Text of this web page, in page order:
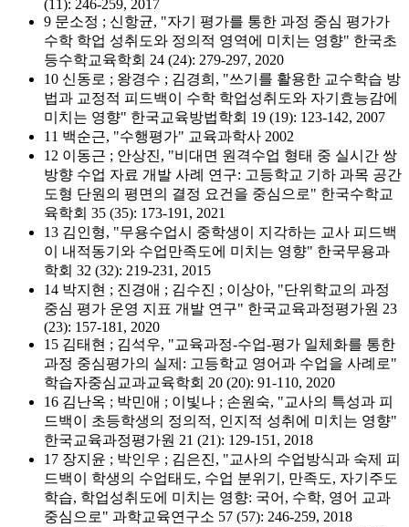
(11): 246-259, 2017
9 문소정 ; 신항균, "자기 평가를 통한 과정 중심 평가가
수학 학업 성취도와 정의적 영역에 미치는 영향" 한국초
등수학교육학회 24 (24): 279-297, 2020
10 신동로 ; 왕경수 ; 김경희, "쓰기를 활용한 교수학습 방
법과 교정적 피드백이 수학 학업성취도와 자기효능감에
미치는 영향" 한국교육방법학회 19 (19): 123-142, 2007
11 백순근, "수행평가" 교육과학사 2002
12 이동근 ; 안상진, "비대면 원격수업 형태 중 실시간 쌍
방향 수업 자료 개발 사례 연구: 고등학교 기하 과목 공간
도형 단원의 평면의 결정 요건을 중심으로" 한국수학교
육학회 35 (35): 173-191, 2021
13 김인형, "무용수업시 중학생이 지각하는 교사 피드백
이 내적동기와 수업만족도에 미치는 영향" 한국무용과
학회 32 (32): 219-231, 2015
14 박지현 ; 진경애 ; 김수진 ; 이상아, "단위학교의 과정
중심 평가 운영 지표 개발 연구" 한국교육과정평가원 23
(23): 157-181, 2020
15 김태현 ; 김석우, "교육과정-수업-평가 일체화를 통한
과정 중심평가의 실제: 고등학교 영어과 수업을 사례로"
학습자중심교과교육학회 20 (20): 91-110, 2020
16 김난옥 ; 박민애 ; 이빛나 ; 손원숙, "교사의 특성과 피
드백이 초등학생의 정의적, 인지적 성취에 미치는 영향"
한국교육과정평가원 21 (21): 129-151, 2018
17 장지윤 ; 박인우 ; 김은진, "교사의 수업방식과 숙제 피
드백이 학생의 수업태도, 수업 분위기, 만족도, 자기주도
학습, 학업성취도에 미치는 영향: 국어, 수학, 영어 교과
중심으로" 과학교육연구소 57 (57): 246-259, 2018